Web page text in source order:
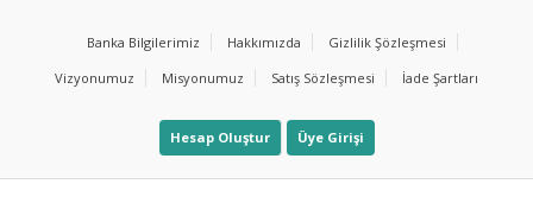
Banka Bilgilerimiz Hakkımızda
Gizlilik Şözleşmesi
Vizyonumuz
Misyonumuz Satış Sözleşmesi İade Şartları
Hesap Oluştur Üye Girişi